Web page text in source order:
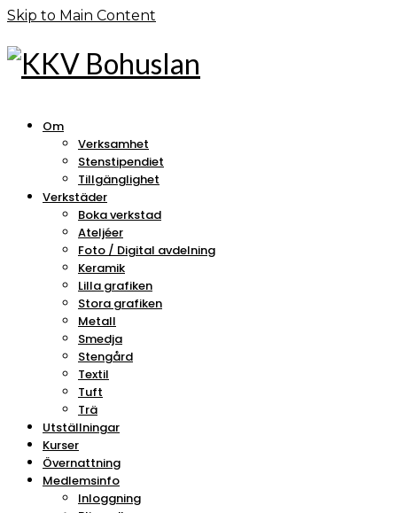
Skip to Main Content
Om
Verksamhet
Stenstipendiet
Tillgänglighet
Verkstäder
Boka verkstad
Ateljéer
Foto / Digital avdelning
Keramik
Lilla grafiken
Stora grafiken
Metall
Smedja
Stengård
Textil
Tuft
Trä
Utställningar
Kurser
Övernattning
Medlemsinfo
Inloggning